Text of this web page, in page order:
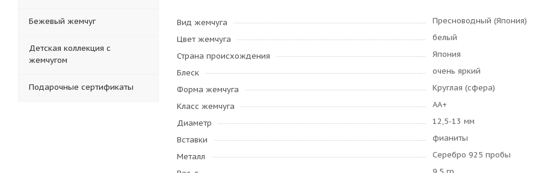
Вид жемчуга
Пресноводный (Япония)
Цвет жемчуга
белый
Страна происхождения
Япония
Блеск
очень яркий
Форма жемчуга
Круглая (сфера)
Класс жемчуга
AA+
Диаметр
12,5-13 мм
Вставки
фианиты
Металл
Серебро 925 пробы
Бежевый жемчуг
Детская коллекция с
жемчугом
Подарочные сертификаты